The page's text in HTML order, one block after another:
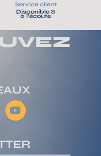
Service client
Disponible &
à l’écoute